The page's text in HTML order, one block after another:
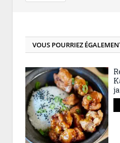
VOUS POURRIEZ